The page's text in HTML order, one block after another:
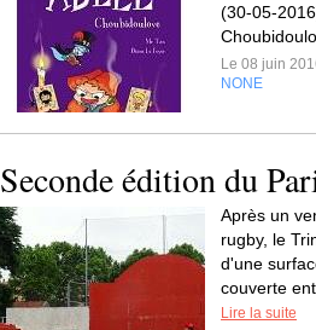
(30-05-
Le 08 juin
NONE
Seconde édition du
Après un
rugby, le
d'une
couverte
Lire la suite